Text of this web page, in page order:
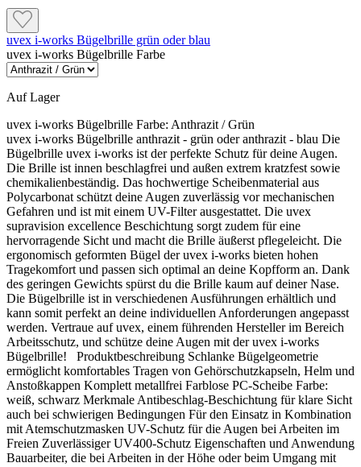
Das Caparol Glasgewebe faltenfrei mit mindestens 10
cm Überlappung in den frischen Unterputz einbetten.
Das Gewebe muss anschließend mit mindestens 2 mm
beziehungsweise einem Drittel der gesamten
Typische Fehler vermeiden
Seiten vertauscht
Die vollständig weiße Beschichtung gehört nach
außen. Die gestreifte Klebeseite wird zum Untergrund
ausgerichtet.
Zu geringe Klebekontaktfläche
Weniger als 40 % beziehungsweise 80 % Klebekontakt
bei vollflächigem Untergrundauftrag entspricht nicht
der vorgesehenen Verarbeitung.
Unebenheiten überspachtelt
Eine Ausgleichsschicht so dünn wie möglich halten.
einem Gerüstschutznetz vor Feuchtigkeit, Wind und direkter
Sonne schützen.
Dübelung und Armierung
Die Mineralfaserplatten müssen unabhängig vom Untergrund
immer zusätzlich verdübelt werden. Zulässig ist
ausschließlich das W-Schema mit 6 bis 12 Dübeln je m²; die
genaue Anzahl richtet sich nach ÖNORM B 6400-1 und dem
konkreten Objekt.
Armierungsschicht
Das Caparol Glasgewebe faltenfrei mit mindestens 10 cm
Überlappung in den frischen Unterputz einbetten. Das
Gewebe muss anschließend mit mindestens 2 mm
beziehungsweise einem Drittel der gesamten Unterputzdicke
überdeckt sein.
Typische Fehler vermeiden
Seiten vertauscht
Die vollständig weiße Beschichtung gehört nach außen. Die
uvex i-works Bügelbrille grün oder blau
uvex i-works Bügelbrille Farbe
Auf Lager
uvex i-works Bügelbrille Farbe: Anthrazit / Grün
uvex i-works Bügelbrille anthrazit - grün oder anthrazit - blau Die
Bügelbrille uvex i-works ist der perfekte Schutz für deine Augen.
Die Brille ist innen beschlagfrei und außen extrem kratzfest sowie
chemikalienbeständig. Das hochwertige Scheibenmaterial aus
Polycarbonat schützt deine Augen zuverlässig vor mechanischen
Gefahren und ist mit einem UV-Filter ausgestattet. Die uvex
supravision excellence Beschichtung sorgt zudem für eine
hervorragende Sicht und macht die Brille äußerst pflegeleicht. Die
ergonomisch geformten Bügel der uvex i-works bieten hohen
Tragekomfort und passen sich optimal an deine Kopfform an. Dank
des geringen Gewichts spürst du die Brille kaum auf deiner Nase.
Die Bügelbrille ist in verschiedenen Ausführungen erhältlich und
kann somit perfekt an deine individuellen Anforderungen angepasst
werden. Vertraue auf uvex, einem führenden Hersteller im Bereich
Arbeitsschutz, und schütze deine Augen mit der uvex i-works
Bügelbrille! Produktbeschreibung Schlanke Bügelgeometrie
ermöglicht komfortables Tragen von Gehörschutzkapseln, Helm und
Anstoßkappen Komplett metallfrei Farblose PC-Scheibe Farbe:
weiß, schwarz Merkmale Antibeschlag-Beschichtung für klare Sicht
auch bei schwierigen Bedingungen Für den Einsatz in Kombination
mit Atemschutzmasken UV-Schutz für die Augen bei Arbeiten im
Freien Zuverlässiger UV400-Schutz Eigenschaften und Anwendung
Bauarbeiter, die bei Arbeiten in der Höhe oder beim Umgang mit